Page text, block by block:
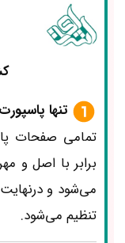
تنها
تمامی صفحات
برابر با اصل و
می‌شود و
تنظیم می‌شود.